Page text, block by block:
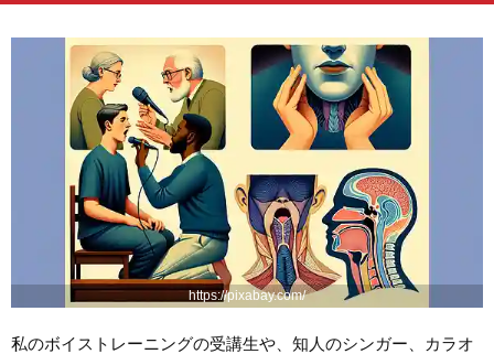
https://pixabay.com/
私のボイストレーニングの受講生や、知人のシンガー、カラオ